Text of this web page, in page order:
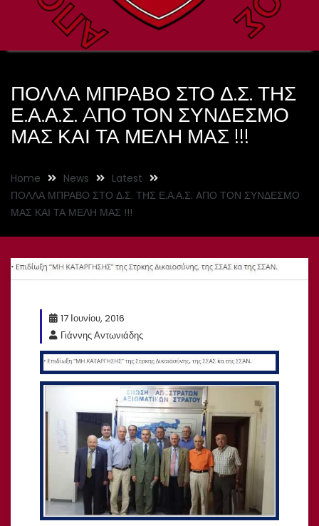
ΠΟΛΛΑ ΜΠΡΑΒΟ ΣΤΟ Δ.Σ. ΤΗΣ
Ε.Α.Α.Σ. AΠΟ ΤΟΝ ΣΥΝΔΕΣΜΟ
ΜΑΣ ΚΑΙ ΤΑ ΜΕΛΗ ΜΑΣ !!!
Home News
Latest
ΠΟΛΛΑ ΜΠΡΑΒΟ ΣΤΟ Δ.Σ. ΤΗΣ Ε.Α.Α.Σ. AΠΟ ΤΟΝ ΣΥΝΔΕΣΜΟ
ΜΑΣ ΚΑΙ ΤΑ ΜΕΛΗ ΜΑΣ !!!
17 Ιουνίου, 2016
Γιάννης Αντωνιάδης